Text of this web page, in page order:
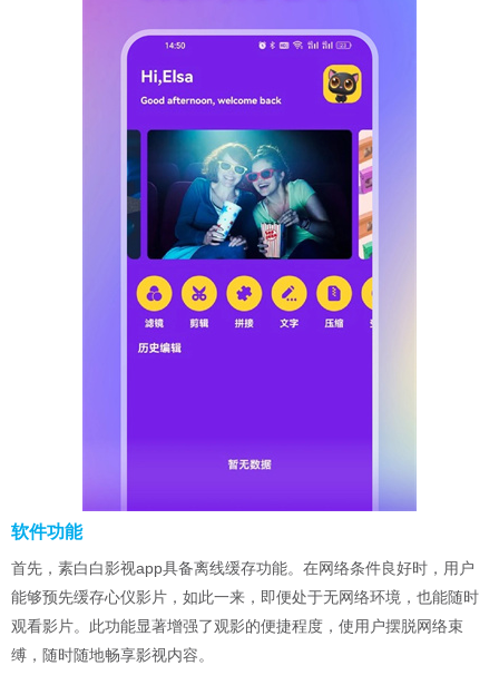
软件功能
首先，素白白影视app具备离线缓存功能。在网络条件良好时，用户
能够预先缓存心仪影片，如此一来，即便处于无网络环境，也能随时
观看影片。此功能显著增强了观影的便捷程度，使用户摆脱网络束
缚，随时随地畅享影视内容。